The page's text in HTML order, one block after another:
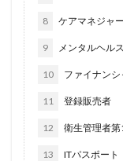
8 ケアマネジャー
9 メンタルヘル
10 ファイナン
11 登録販売者
12 衛生管理者
13 ITパスポート